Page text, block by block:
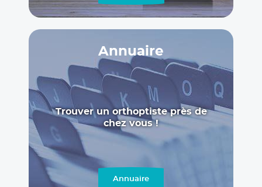
Centre Ophtalmologique de la Semine, cabinet
d’ophtalmologie situé à Chêne-en-Semine,
proche d’Annecy, (...)
LIRE LA SUITE 10.07.2026
Annuaire
Trouver un orthoptiste près de
chez vous !
Annuaire